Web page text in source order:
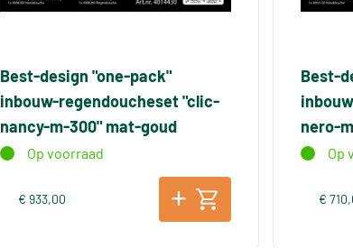
Best-design "one-pack"
inbouw-regendoucheset "clic-
nancy-m-300" mat-goud
Op voorraad
€ 933,00
Best-
nero-
Op
€